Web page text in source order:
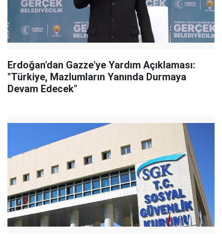
Erdoğan'dan Gazze'ye Yardım Açıklaması:
"Türkiye, Mazlumların Yanında Durmaya
Devam Edecek"